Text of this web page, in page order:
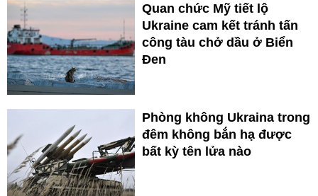
Quan chức Mỹ tiết lộ
Ukraine cam kết tránh tấn
công tàu chở dầu ở Biển
Đen
Phòng không Ukraina trong
đêm không bắn hạ được
bất kỳ tên lửa nào